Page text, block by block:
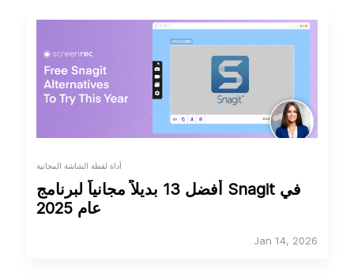
أداة لقطة الشاشة المجانية
أفضل 13 بديلاً مجانياً لبرنامج Snagit في
عام 2025
Jan 14, 2026